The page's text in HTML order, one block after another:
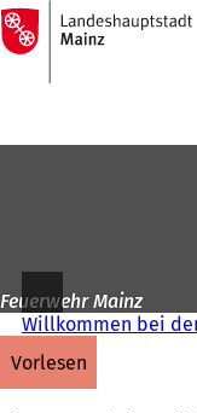
Inhalt anspringen
Zur
Startseite
Feuerwehr Mainz
Willkommen bei
vorlesen